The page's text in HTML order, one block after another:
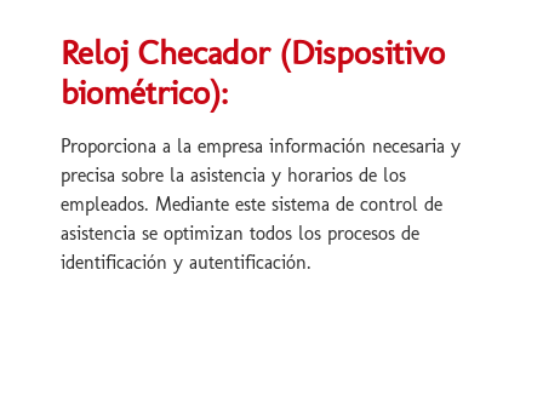
Reloj Checador (Dispositivo
biométrico):
Proporciona a la empresa información necesaria y
precisa sobre la asistencia y horarios de los
empleados. Mediante este sistema de control de
asistencia se optimizan todos los procesos de
identificación y autentificación.